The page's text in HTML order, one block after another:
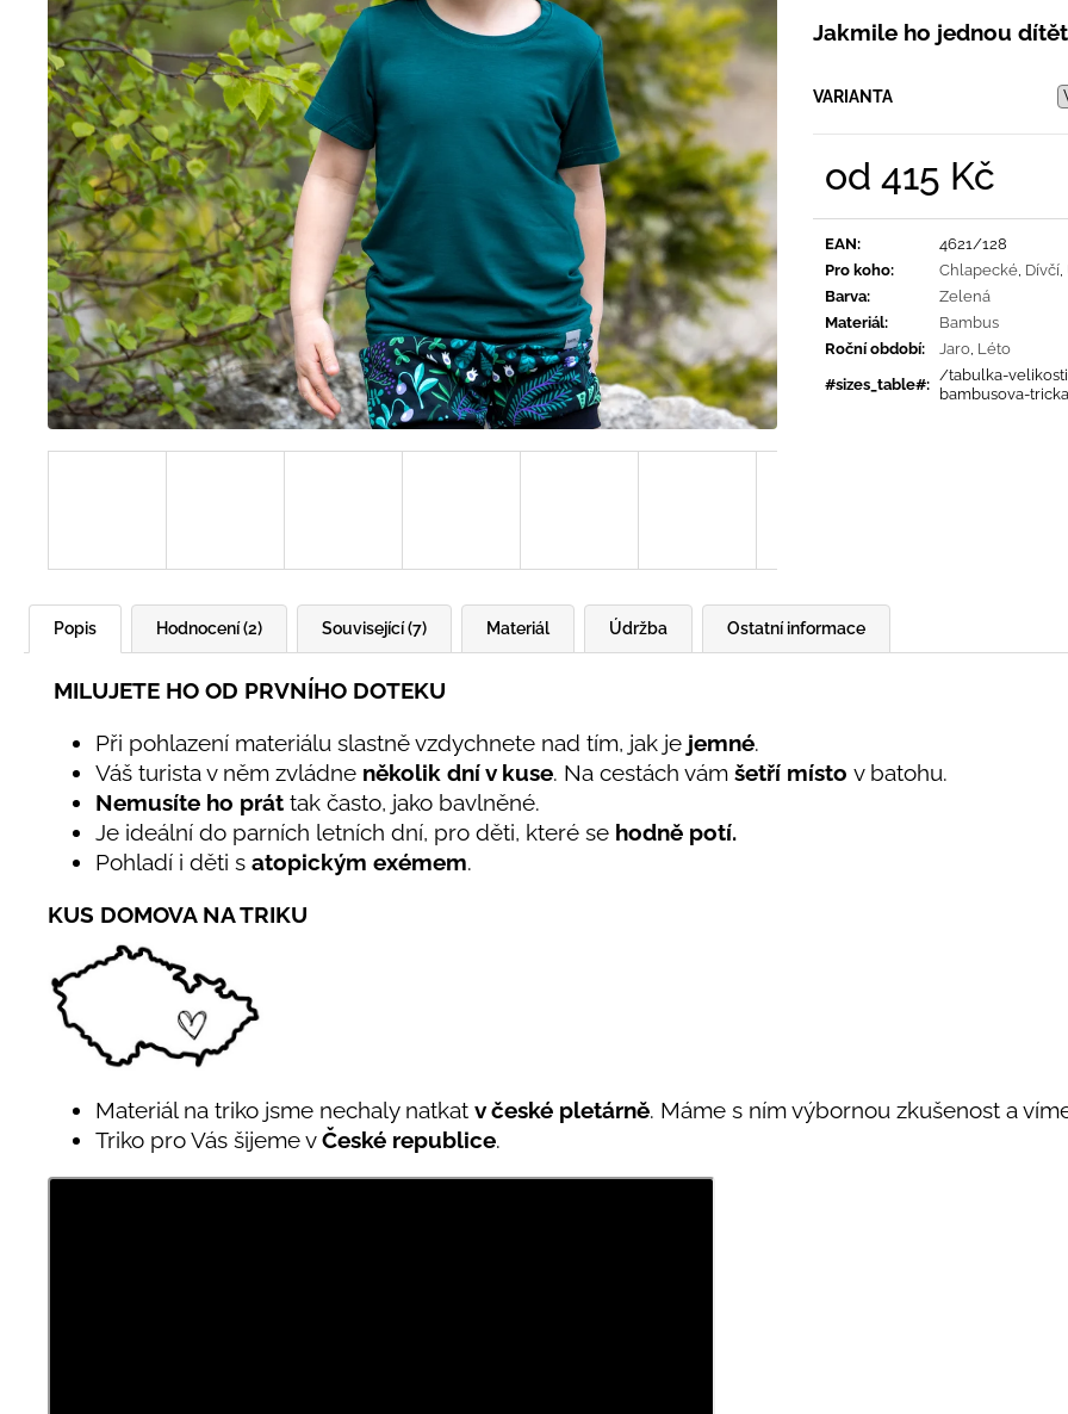
Jakmile ho jednou
VARIANTA
od 415 Kč
EAN:
4621/128
Pro koho: Chlapecké Dívčí
Barva:
Zelená
Materiál:
Bambus
Roční období: Jaro Léto
#sizes_table#:
/tabulka-
bambusova-
Popis Hodnocení (2) Související (7) Ostatní informace
Materiál Údržba
MILUJETE HO OD PRVNÍHO DOTEKU
Při pohlazení materiálu slastně vzdychnete nad tím, jak je jemné.
Váš turista v něm zvládne několik dní v kuse. Na cestách vám šetří místo v batohu.
Nemusíte ho prát tak často, jako bavlněné.
Je ideální do parních letních dní, pro děti, které se hodně potí.
Pohladí i děti s atopickým exémem.
KUS DOMOVA NA TRIKU
Materiál na triko jsme nechaly natkat v české pletárně. Máme s ním výbornou zkušenost a
Triko pro Vás šijeme vČeské republice.
395 Kč
395 Kč
435 Kč